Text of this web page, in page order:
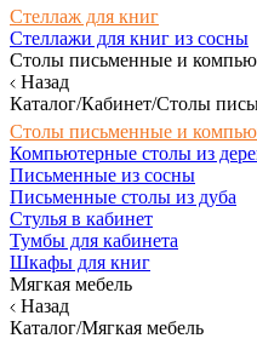
Стеллаж для книг
Стеллажи для книг из сосны
Столы письменные и
Назад
Каталог/Кабинет/Столы
Столы письменные и
Компьютерные столы из
Письменные из сосны
Письменные столы из дуба
Стулья в кабинет
Тумбы для кабинета
Шкафы для книг
Мягкая мебель
Назад
Каталог/Мягкая мебель